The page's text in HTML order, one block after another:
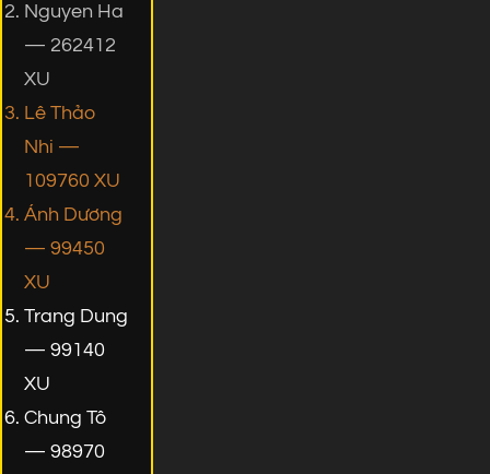
Nguyen Ha
— 262412
XU
Lê Thảo
Nhi —
109760 XU
Ánh Dương
— 99450
XU
Trang Dung
— 99140
XU
Chung Tô
— 98970